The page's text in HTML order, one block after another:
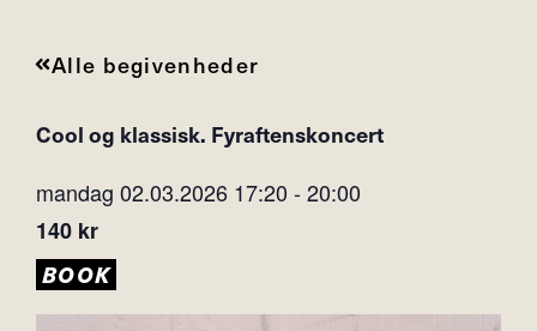
Alle begivenheder
Cool og klassisk. Fyraftenskoncert
mandag 02.03.2026 17:20 - 20:00
140 kr
BOOK